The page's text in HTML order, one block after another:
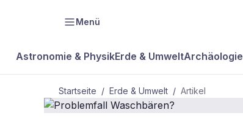
Menü
Astronomie & PhysikErde & UmweltArchäologie
Startseite / Erde & Umwelt / Artikel